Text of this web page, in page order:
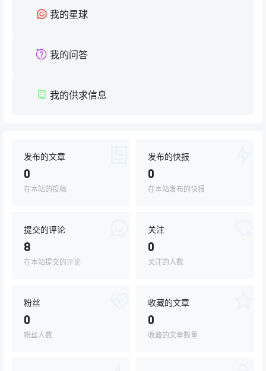
我的星球
我的问答
我的供求信息
发布的文章
0
在本站的投稿
发布的快报
0
在本站发布的快报
提交的评论
8
在本站提交的评论
关注
0
关注的人数
粉丝
0
粉丝人数
收藏的文章
0
收藏的文章数量